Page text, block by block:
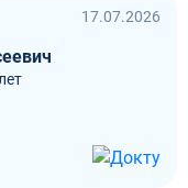
17.07.2026